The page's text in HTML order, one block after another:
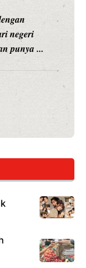
nama besar di
Prasetyo, kini
...
Prasetyo Buka Restoran